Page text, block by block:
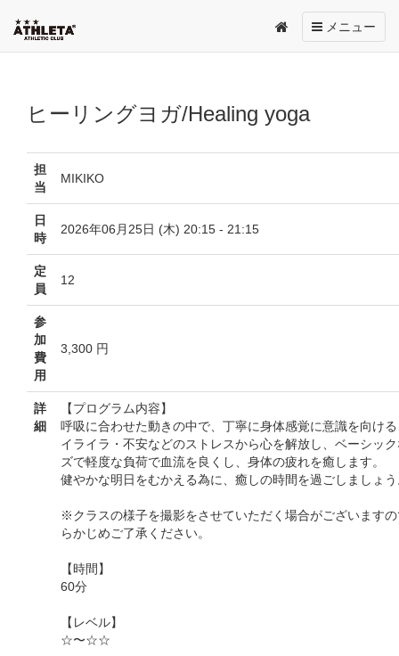
Toggle
navigation
メニュー
ヒーリングヨガ/Healing yoga
担
当
MIKIKO
日
時
2026年06月25日 (木) 20:15 - 21:15
定
員
12
参
加
費
用
3,300 円
詳
細
【プログラム内容】
呼吸に合わせた動きの中で、丁寧に身体感覚に意識を向け
イライラ・不安などのストレスから心を解放し、ベーシッ
ズで軽度な負荷で血流を良くし、身体の疲れを癒します。
健やかな明日をむかえる為に、癒しの時間を過ごしましょ
※クラスの様子を撮影をさせていただく場合がございます
らかじめご了承ください。
【時間】
60分
【レベル】
☆〜☆☆